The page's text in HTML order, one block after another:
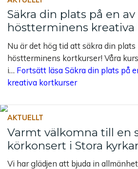
Säkra din plats på en av
höstterminens
Nu är det hög tid att säkra din plats
höstterminens kortkurser! Våra
i… Fortsätt läsa Säkra din plats på
kreativa kortkurser
AKTUELLT
Varmt välkomna till en
körkonsert i Stora
Vi har glädjen att bjuda in